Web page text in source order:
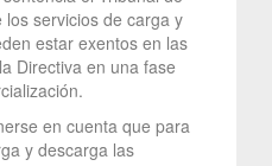
servicios de carga y
estar exentos en las
Directiva en una fase
en cuenta que para
y descarga las